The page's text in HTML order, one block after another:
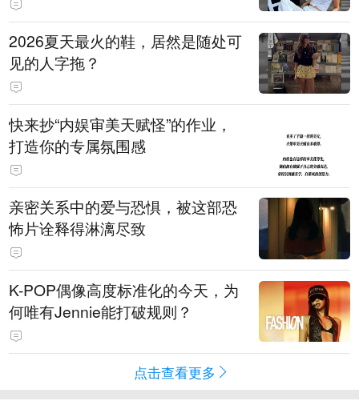
2026夏天最火的鞋，居然是随处可
见的人字拖？
快来抄“内娱审美天赋怪”的作业，
打造你的专属氛围感
亲密关系中的爱与恐惧，被这部恐
怖片诠释得淋漓尽致
K-POP偶像高度标准化的今天，为
何唯有Jennie能打破规则？
点击查看更多